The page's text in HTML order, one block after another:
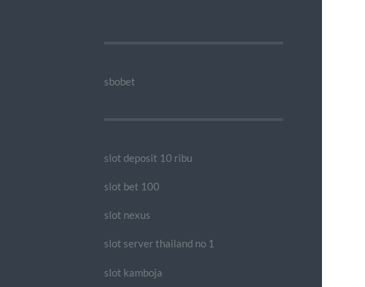
sbobet
slot deposit 10 ribu
slot bet 100
slot nexus
slot server thailand no 1
slot kamboja